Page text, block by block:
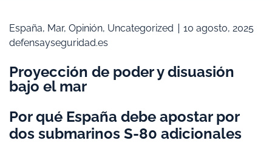
España, Mar, Opinión, Uncategorized
10 agosto, 2025
defensayseguridad.es
Proyección de poder y disuasión
bajo el mar
Por qué España debe apostar por
dos submarinos S-80 adicionales